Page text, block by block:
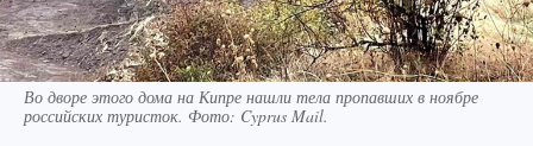
Во дворе этого дома на Кипре нашли тела пропавших в ноябре
российских туристок. Фото: Cyprus Mail.